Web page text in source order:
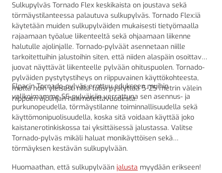
Sulkupylväs Tornado Flex keskikaista on joustava sekä
törmäystilanteessa palautuva sulkupylväs. Tornado Flex:iä
käytetään muiden sulkupylväiden mukaisesti tietyömaalla
rajaamaan työalue liikenteeltä sekä ohjaamaan liikenne
halutulle ajolinjalle. Tornado-pylväät asennetaan niille
tarkoitettuihin jalustoihin siten, että niiden alaspäin osoittavat
juovat näyttävät liikenteelle pylvään ohituspuolen. Tornado-
pylväiden pystytystiheys on riippuvainen käyttökohteesta,
mutta noin yleisesti niitä tulisi pystyttää 5-25 metrin välein
riippuen ajolinjan hahmotettavuudesta.
Elpacin Tornado-pylväs erottuu edukseen muihin
valikoimamme SE-pylväisiin verrattuna sen asennus- ja
purkunopeudella, törmäystilanne toiminnallisuudella sekä
käyttömonipuolisuudella, koska sitä voidaan käyttää joko
kaistanerotinkiskossa tai yksittäisessä jalustassa. Valitse
Tornado-pylväs mikäli haluat monikäyttöisen sekä
törmäyksen kestävän sulkupylvään.
Huomaathan, että sulkupylvään jalusta myydään erikseen!